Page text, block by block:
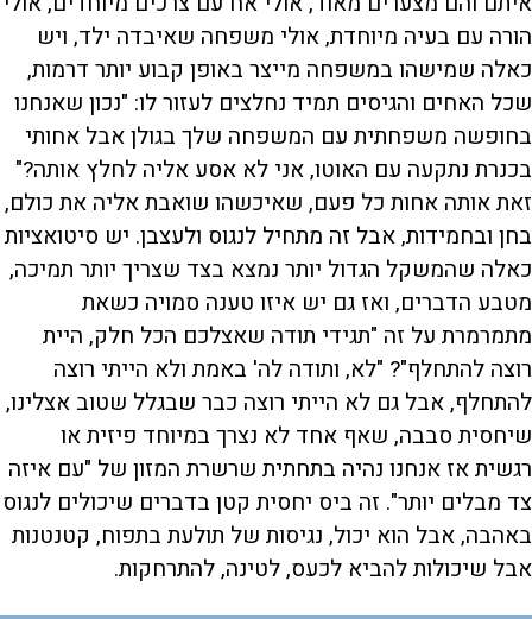
הורה עם בעיה מיוחדת, אולי משפחה שאיבדה ילד, ויש
כאלה שמישהו במשפחה מייצר באופן קבוע יותר דרמות,
שכל האחים והגיסים תמיד נחלצים לעזור לו: "נכון שאנחנו
בחופשה משפחתית עם המשפחה שלך בגולן אבל אחותי
בכנרת נתקעה עם האוטו, אני לא אסע אליה לחלץ אותה?"
זאת אותה אחות כל פעם, שאיכשהו שואבת אליה את כולם,
בחן ובחמידות, אבל זה מתחיל לנגוס ולעצבן. יש סיטואציות
כאלה שהמשקל הגדול יותר נמצא בצד שצריך יותר תמיכה,
מטבע הדברים, ואז גם יש איזו טענה סמויה כשאת
מתמרמרת על זה "תגידי תודה שאצלכם הכל חלק, היית
רוצה להתחלף"? "לא, ותודה לה' באמת ולא הייתי רוצה
להתחלף, אבל גם לא הייתי רוצה כבר שבגלל שטוב אצלינו,
שיחסית סבבה, שאף אחד לא נצרך במיוחד פיזית או
רגשית אז אנחנו נהיה בתחתית שרשרת המזון של "עם איזה
צד מבלים יותר". זה ביס יחסית קטן בדברים שיכולים לנגוס
באהבה, אבל הוא יכול, נגיסות של תולעת בתפוח, קטנטנות
אבל שיכולות להביא לכעס, לטינה, להתרחקות.